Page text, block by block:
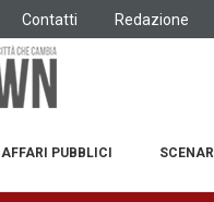
Contatti Redazione
AFFARI PUBBLICI SCENARI